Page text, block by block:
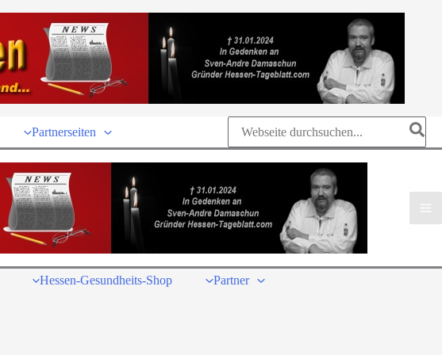
Partnerseiten
Search
for:
Hessen-Gesundheits-Shop
Partner